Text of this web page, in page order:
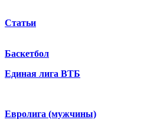
Статьи
Баскетбол
Единая лига ВТБ
Евролига (мужчины)